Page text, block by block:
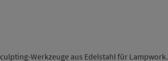
Werkzeuge aus Edelstahl für Lampwork.